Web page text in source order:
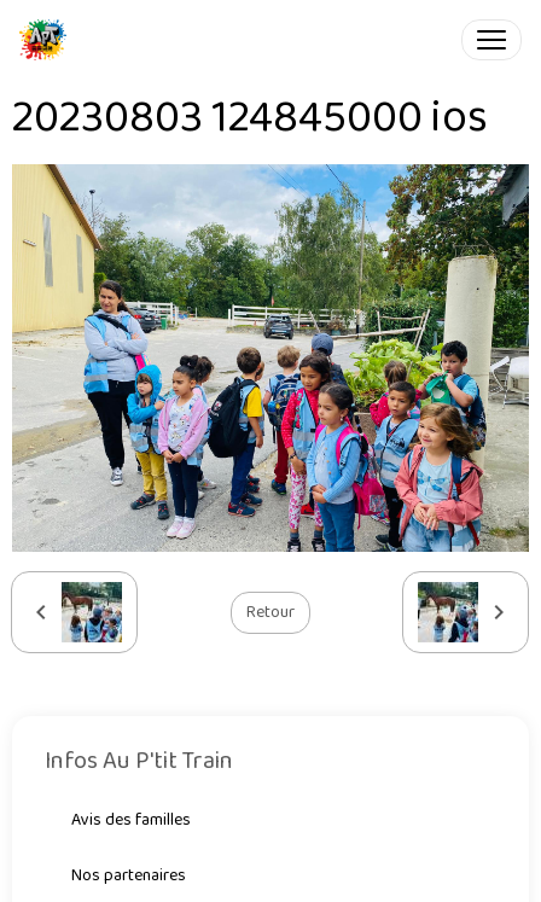
20230803 124845000 ios
Retour
Infos Au P'tit Train
Avis des familles
Nos partenaires